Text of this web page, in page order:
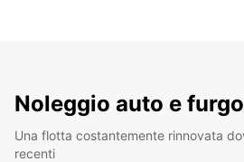
Noleggio auto e
Una flotta costantemente rinnovata
recenti